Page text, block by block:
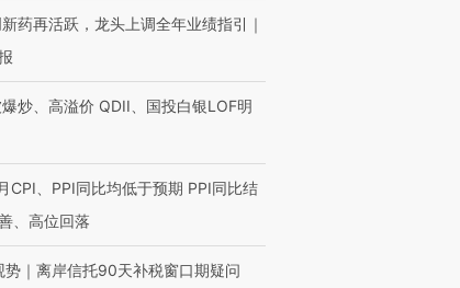
药再活跃，龙头上调全年业绩指引｜
炒、高溢价 QDII、国投白银LOF明
CPI、PPI同比均低于预期 PPI同比结
、高位回落
势｜离岸信托90天补税窗口期疑问